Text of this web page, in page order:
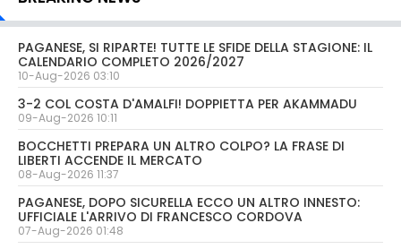
PAGANESE, SI RIPARTE! TUTTE LE SFIDE DELLA STAGIONE: IL
CALENDARIO COMPLETO 2026/2027
10-Aug-2026 03:10
3-2 COL COSTA D'AMALFI! DOPPIETTA PER AKAMMADU
09-Aug-2026 10:11
BOCCHETTI PREPARA UN ALTRO COLPO? LA FRASE DI
LIBERTI ACCENDE IL MERCATO
08-Aug-2026 11:37
PAGANESE, DOPO SICURELLA ECCO UN ALTRO INNESTO:
UFFICIALE L'ARRIVO DI FRANCESCO CORDOVA
07-Aug-2026 01:48